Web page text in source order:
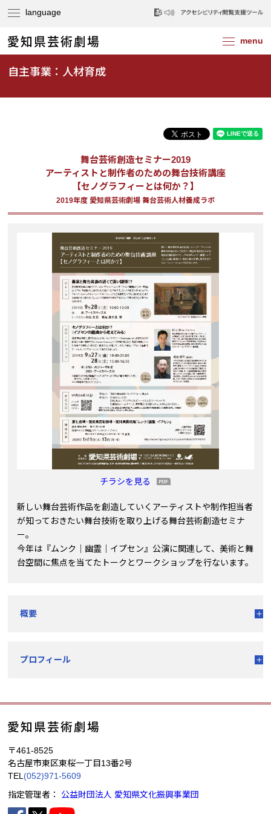
自主事業：人材育成
舞台芸術創造セミナー2019
アーティストと制作者のための舞台技術講座
【セノグラフィーとは何か？】
2019年度 愛知県芸術劇場 舞台芸術人材養成ラボ
チラシを見る
新しい舞台芸術作品を創造していくアーティストや制作担当者
が知っておきたい舞台技術を取り上げる舞台芸術創造セミナ
ー。
今年は『ムンク｜幽霊｜イプセン』公演に関連して、美術と舞
台空間に焦点を当てたトークとワークショップを行ないます。
概要
プロフィール
〒461-8525
名古屋市東区東桜一丁目13番2号
TEL (052)971-5609
指定管理者： 公益財団法人 愛知県文化振興事業団